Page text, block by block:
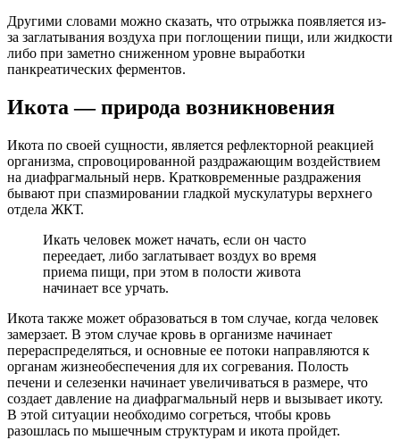
Другими словами можно сказать, что отрыжка появляется из-
за заглатывания воздуха при поглощении пищи, или жидкости
либо при заметно сниженном уровне выработки
панкреатических ферментов.
Икота — природа возникновения
Икота по своей сущности, является рефлекторной реакцией
организма, спровоцированной раздражающим воздействием
на диафрагмальный нерв. Кратковременные раздражения
бывают при спазмировании гладкой мускулатуры верхнего
отдела ЖКТ.
Икать человек может начать, если он часто
переедает, либо заглатывает воздух во время
приема пищи, при этом в полости живота
начинает все урчать.
Икота также может образоваться в том случае, когда человек
замерзает. В этом случае кровь в организме начинает
перераспределяться, и основные ее потоки направляются к
органам жизнеобеспечения для их согревания. Полость
печени и селезенки начинает увеличиваться в размере, что
создает давление на диафрагмальный нерв и вызывает икоту.
В этой ситуации необходимо согреться, чтобы кровь
разошлась по мышечным структурам и икота пройдет.